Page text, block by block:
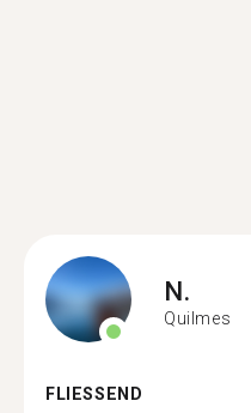
N.
Quilmes
FLIESSEND